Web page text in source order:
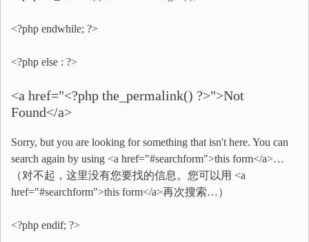
<?php endwhile; ?>
<?php else : ?>
<a href="<?php the_permalink() ?>">Not
Found</a>
Sorry, but you are looking for something that isn't here. You can
search again by using <a href="#searchform">this form</a>…
（对不起，这里没有您要找的信息。您可以用 <a
href="#searchform">this form</a>再次搜索…）
<?php endif; ?>